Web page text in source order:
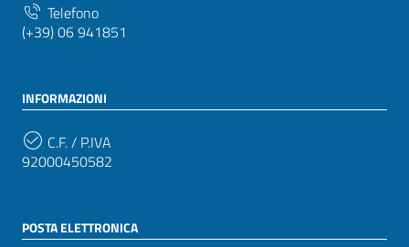
Telefono
(+39) 06 941851
INFORMAZIONI
C.F. / P.IVA
92000450582
POSTA ELETTRONICA